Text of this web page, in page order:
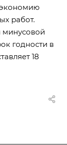
работ.
минусовой
годности в
18